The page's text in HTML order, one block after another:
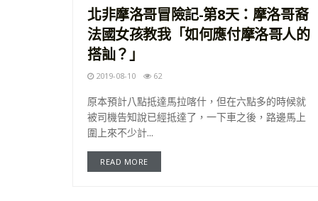
北非摩洛哥冒險記-第8天：摩洛哥裔
法國女孩教我「如何應付摩洛哥人的
搭訕？」
2019-08-10 62
原本預計八點抵達馬拉喀什，但在六點多的時候就
被司機告知說已經抵達了，一下車之後，路邊馬上
圍上來不少計...
READ MORE